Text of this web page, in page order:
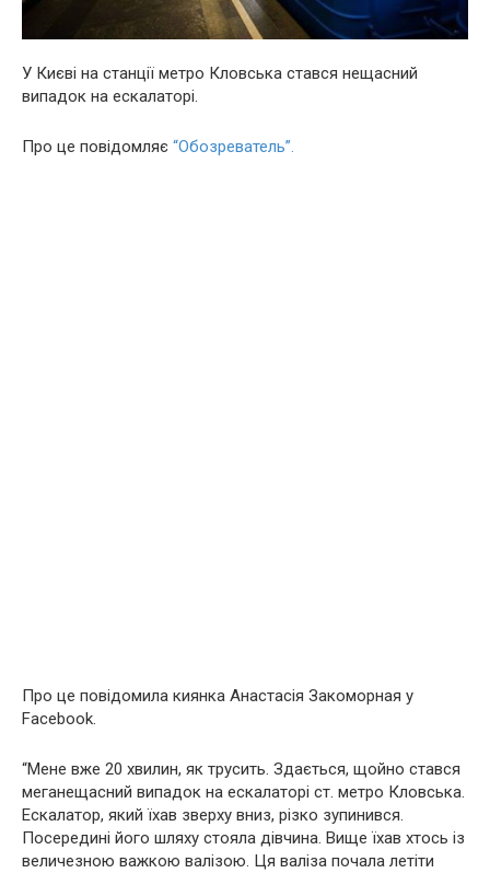
У Києві на станції метро Кловська стався нещасний
випадок на ескалаторі.
Про це повідомляє “Обозреватель”.
Про це повідомила киянка Анастасія Закоморная у
Facebook.
“Мене вже 20 хвилин, як трусить. Здається, щойно стався
меганещасний випадок на ескалаторі ст. метро Кловська.
Ескалатор, який їхав зверху вниз, різко зупинився.
Посередині його шляху стояла дівчина. Вище їхав хтось із
величезною важкою валізою. Ця валіза почала летіти